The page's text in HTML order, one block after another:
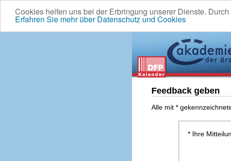
Cookies helfen uns bei der Erbringung unserer Dienste.
Erfahren Sie mehr über Datenschutz und Cookies
Feedback geben
Alle mit *
* Ihre